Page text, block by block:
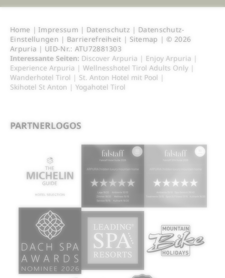
Home | Impressum | Datenschutz | Datenschutz-
Einstellungen | Barrierefreiheit | Sitemap | © 2026
Arpuria | UID-Nr.: ATU72881303
Interessante Seiten: Discover Arpuria | Enjoy Arpuria |
Experience Arpuria | Wellnesshotel Tirol Adults Only |
Wanderhotel Tirol | St. Anton Hotel mit Pool |
Skihotel St Anton | Yogahotel Tirol
PARTNERLOGOS